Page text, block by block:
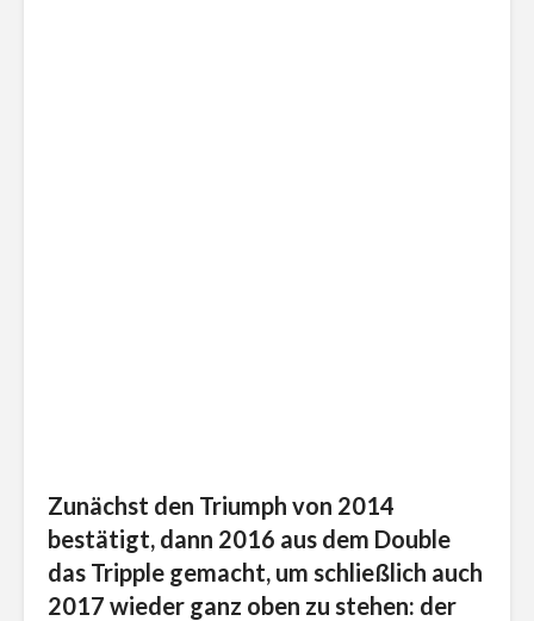
Zunächst den Triumph von 2014
bestätigt, dann 2016 aus dem Double
das Tripple gemacht, um schließlich auch
2017 wieder ganz oben zu stehen: der